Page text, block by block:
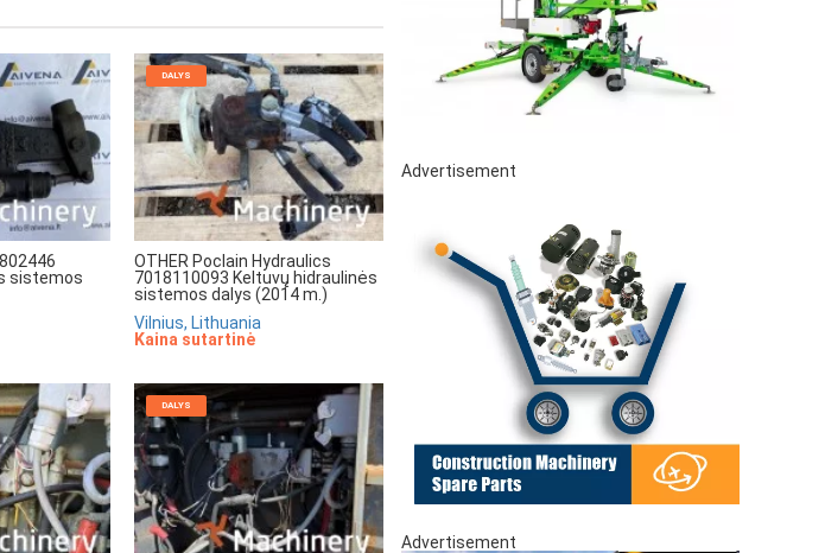
sistemos
DALYS
OTHER Poclain Hydraulics
7018110093 Keltuvų hidraulinės
sistemos dalys (2014 m.)
Vilnius, Lithuania
Kaina sutartinė
DALYS
Advertisement
Advertisement